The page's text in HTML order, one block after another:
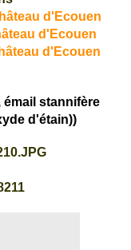
d'Ecouen
d'Ecouen
d'Ecouen
émail stannifère
d'étain))